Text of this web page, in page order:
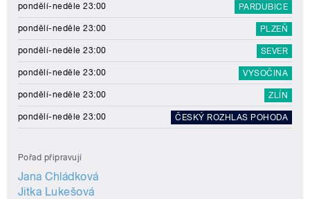
pondělí-neděle 23:00 PARDUBICE
pondělí-neděle 23:00 PLZEŇ
pondělí-neděle 23:00 SEVER
pondělí-neděle 23:00 VYSOČINA
pondělí-neděle 23:00 ZLÍN
pondělí-neděle 23:00 ČESKÝ ROZHLAS POHODA
Pořad připravují
Jana Chládková
Jitka Lukešová